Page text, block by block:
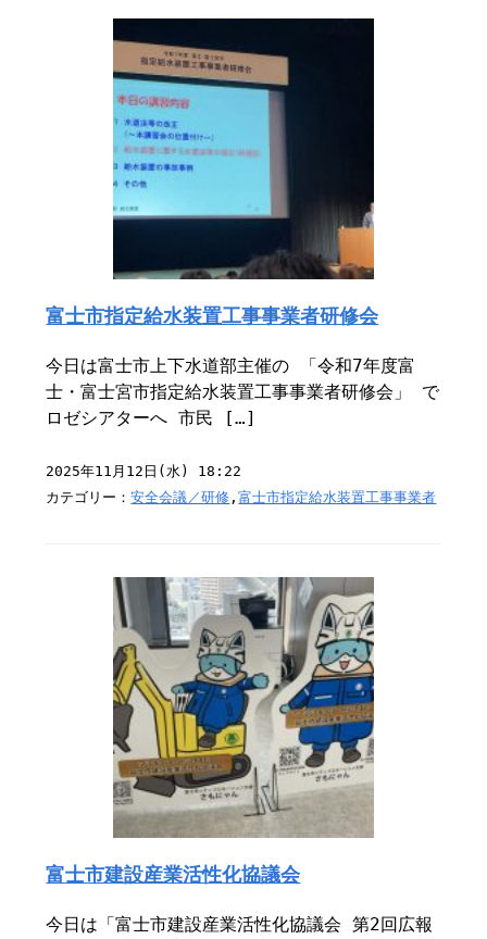
富士市指定給水装置工事事業者研修会
今日は富士市上下水道部主催の 「令和7年度富
士・富士宮市指定給水装置工事事業者研修会」 で
ロゼシアターへ 市民 […]
2025年11月12日(水) 18:22
カテゴリー：安全会議／研修 ,富士市指定給水装置工事事業者
富士市建設産業活性化協議会
今日は「富士市建設産業活性化協議会 第2回広報